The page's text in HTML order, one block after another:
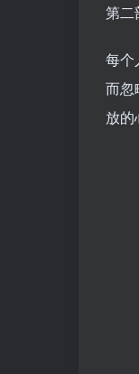
第二
每个
而忽
放的